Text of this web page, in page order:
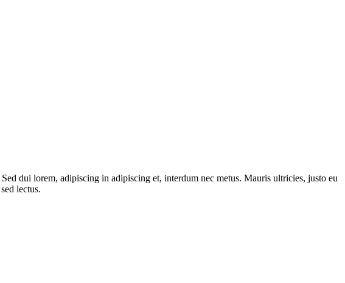
dui lorem, adipiscing in adipiscing et, interdum nec metus. Mauris ultricies, justo eu
lectus.